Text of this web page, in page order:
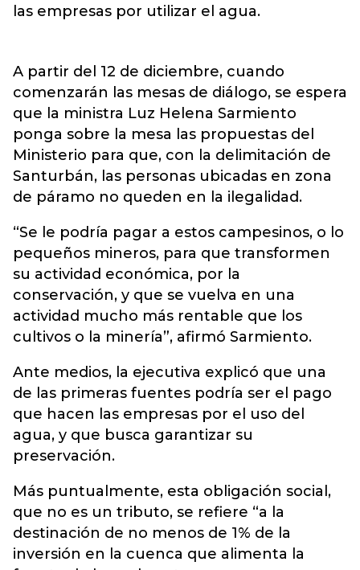
las empresas por utilizar el agua.
A partir del 12 de diciembre, cuando
comenzarán las mesas de diálogo, se espera
que la ministra Luz Helena Sarmiento
ponga sobre la mesa las propuestas del
Ministerio para que, con la delimitación de
Santurbán, las personas ubicadas en zona
de páramo no queden en la ilegalidad.
“Se le podría pagar a estos campesinos, o lo
pequeños mineros, para que transformen
su actividad económica, por la
conservación, y que se vuelva en una
actividad mucho más rentable que los
cultivos o la minería”, afirmó Sarmiento.
Ante medios, la ejecutiva explicó que una
de las primeras fuentes podría ser el pago
que hacen las empresas por el uso del
agua, y que busca garantizar su
preservación.
Más puntualmente, esta obligación social,
que no es un tributo, se refiere “a la
destinación de no menos de 1% de la
inversión en la cuenca que alimenta la